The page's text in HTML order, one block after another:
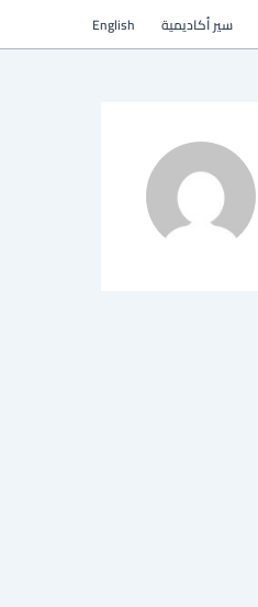
سير أكاديمية English